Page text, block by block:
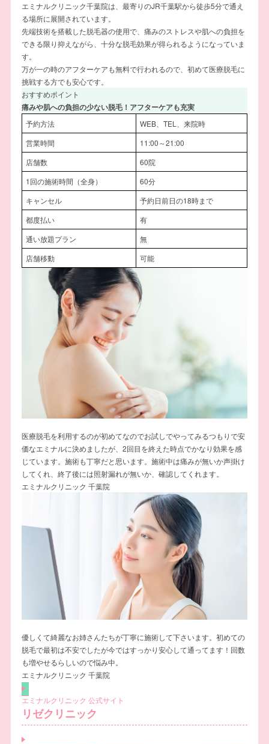
エミナルクリニック千葉院は、最寄りのJR千葉駅から徒歩5分で通え
る場所に展開されています。
先端技術を搭載した脱毛器の使用で、痛みのストレスや肌への負担を
できる限り抑えながら、十分な脱毛効果が得られるようになっていま
す。
万が一の時のアフターケアも無料で行われるので、初めて医療脱毛に
挑戦する方でも安心です。
おすすめポイント
痛みや肌への負担の少ない脱毛！アフターケアも充実
予約方法
WEB、TEL、来院時
営業時間
11:00～21:00
店舗数
60院
1回の施術時間（全身）
60分
キャンセル
予約日前日の18時まで
都度払い
有
通い放題プラン
無
店舗移動
可能
医療脱毛を利用するのが初めてなのでお試しでやってみるつもりで安
価なエミナルに決めましたが、2回目を終えた時点でかなり効果を感
じています。施術も丁寧だと思います。施術中は痛みが無いか声掛け
してくれ、終了後には照射漏れが無いか、確認してくれます。
エミナルクリニック 千葉院
優しくて綺麗なお姉さんたちが丁寧に施術して下さいます。初めての
脱毛で最初は不安でしたが今ではすっかり安心して通ってます！回数
も増やせるらしいので悩み中。
エミナルクリニック 千葉院
エミナルクリニック 公式サイト
リゼクリニック